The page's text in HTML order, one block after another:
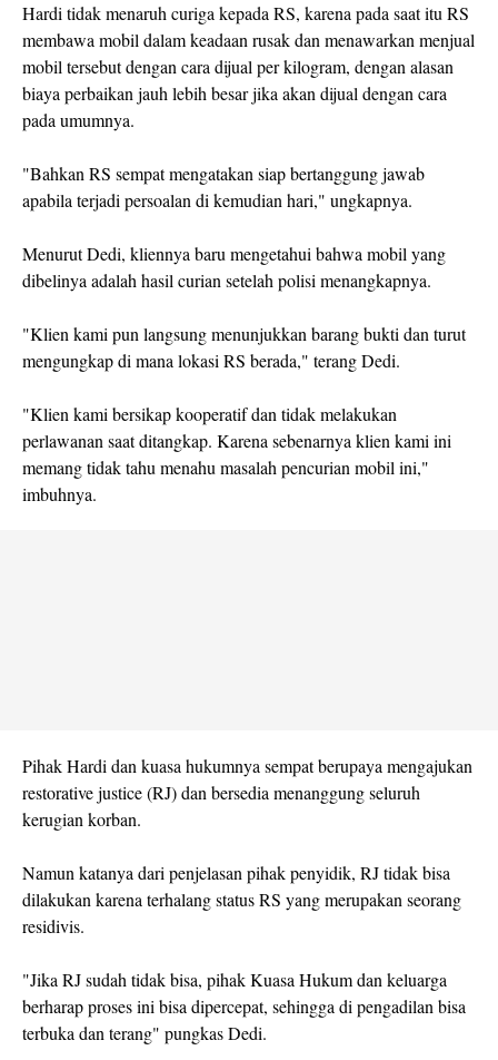
Hardi tidak menaruh curiga kepada RS, karena pada saat itu RS
membawa mobil dalam keadaan rusak dan menawarkan menjual
mobil tersebut dengan cara dijual per kilogram, dengan alasan
biaya perbaikan jauh lebih besar jika akan dijual dengan cara
pada umumnya.
"Bahkan RS sempat mengatakan siap bertanggung jawab
apabila terjadi persoalan di kemudian hari," ungkapnya.
Menurut Dedi, kliennya baru mengetahui bahwa mobil yang
dibelinya adalah hasil curian setelah polisi menangkapnya.
"Klien kami pun langsung menunjukkan barang bukti dan turut
mengungkap di mana lokasi RS berada," terang Dedi.
"Klien kami bersikap kooperatif dan tidak melakukan
perlawanan saat ditangkap. Karena sebenarnya klien kami ini
memang tidak tahu menahu masalah pencurian mobil ini,"
imbuhnya.
Pihak Hardi dan kuasa hukumnya sempat berupaya mengajukan
restorative justice (RJ) dan bersedia menanggung seluruh
kerugian korban.
Namun katanya dari penjelasan pihak penyidik, RJ tidak bisa
dilakukan karena terhalang status RS yang merupakan seorang
residivis.
"Jika RJ sudah tidak bisa, pihak Kuasa Hukum dan keluarga
berharap proses ini bisa dipercepat, sehingga di pengadilan bisa
terbuka dan terang" pungkas Dedi.